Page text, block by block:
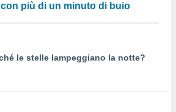
più di un minuto di buio
le stelle lampeggiano la notte?